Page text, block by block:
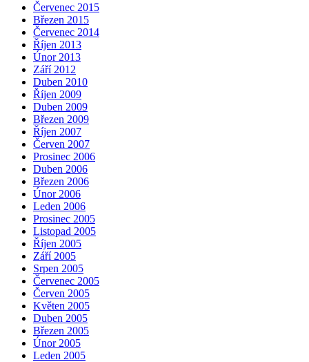
Červenec 2015
Březen 2015
Červenec 2014
Říjen 2013
Únor 2013
Září 2012
Duben 2010
Říjen 2009
Duben 2009
Březen 2009
Říjen 2007
Červen 2007
Prosinec 2006
Duben 2006
Březen 2006
Únor 2006
Leden 2006
Prosinec 2005
Listopad 2005
Říjen 2005
Září 2005
Srpen 2005
Červenec 2005
Červen 2005
Květen 2005
Duben 2005
Březen 2005
Únor 2005
Leden 2005